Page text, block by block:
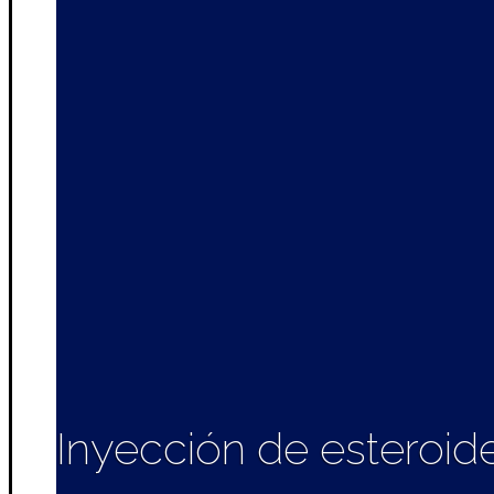
Inyección de